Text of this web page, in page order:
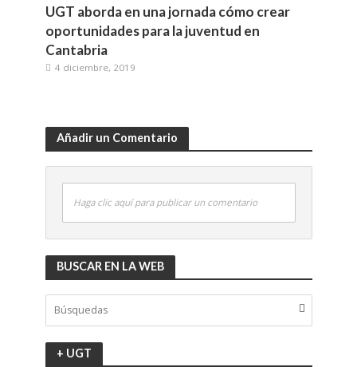
UGT aborda en una jornada cómo crear
oportunidades para la juventud en
Cantabria
4 diciembre, 2019
Añadir un Comentario
Haga clic aquí para publicar un comentario
BUSCAR EN LA WEB
+ UGT